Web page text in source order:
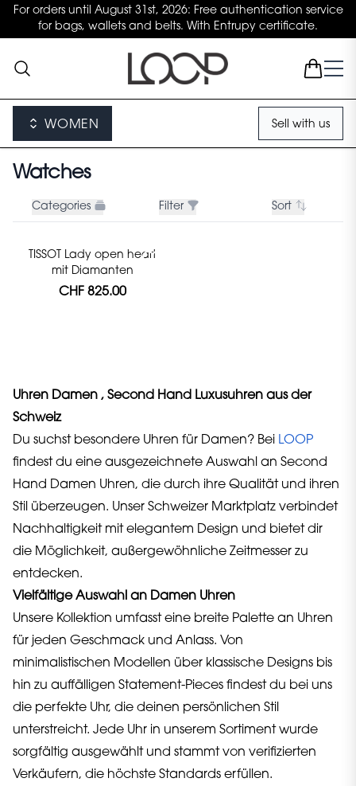
For orders until August 31st, 2026: Free authentication service
for bags, wallets and belts. With Entrupy certificate.
WOMEN Sell with us
Watches
Categories Filter Sort
TISSOT Lady open heart
mit Diamanten
CHF 825.00
Uhren Damen , Second Hand Luxusuhren aus der
Schweiz
Du suchst besondere Uhren für Damen? Bei LOOP
findest du eine ausgezeichnete Auswahl an Second
Hand Damen Uhren, die durch ihre Qualität und ihren
Stil überzeugen. Unser Schweizer Marktplatz verbindet
Nachhaltigkeit mit elegantem Design und bietet dir
die Möglichkeit, außergewöhnliche Zeitmesser zu
entdecken.
Vielfältige Auswahl an Damen Uhren
Unsere Kollektion umfasst eine breite Palette an Uhren
für jeden Geschmack und Anlass. Von
minimalistischen Modellen über klassische Designs bis
hin zu auffälligen Statement-Pieces findest du bei uns
die perfekte Uhr, die deinen persönlichen Stil
unterstreicht. Jede Uhr in unserem Sortiment wurde
sorgfältig ausgewählt und stammt von verifizierten
Verkäufern, die höchste Standards erfüllen.